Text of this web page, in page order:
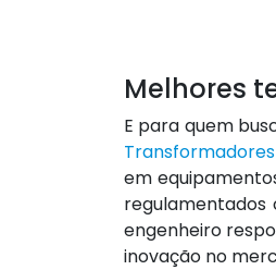
Melhores
E para quem
em
regulamentados
engenheiro
inovação no